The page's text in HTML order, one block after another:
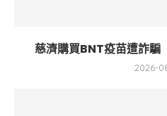
慈濟購買BNT疫苗遭詐
2026-